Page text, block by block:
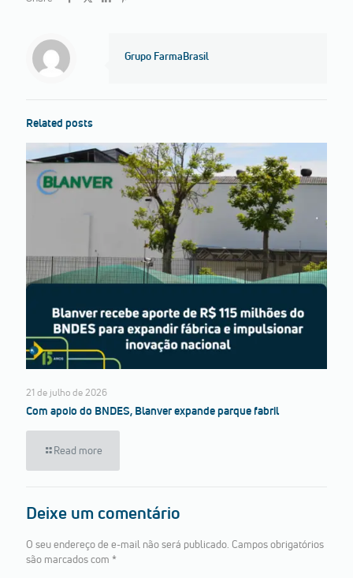
Grupo FarmaBrasil
Related posts
21 de julho de 2026
Com apoio do BNDES, Blanver expande parque fabril
Read more
Deixe um comentário
O seu endereço de e-mail não será publicado. Campos obrigatórios
são marcados com *